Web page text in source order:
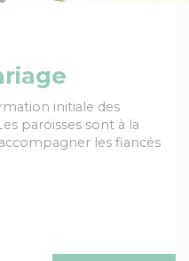
initiale des
paroisses sont à la
les fiancés